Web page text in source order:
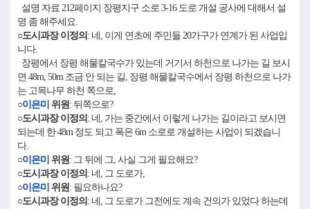
설명 자료 212페이지 장평지구 소로 3-16 도로 개설 공사에 대해서 설
명 좀 해주세요.
○도시과장 이정의 : 네, 이게 연초에 주민들 20가구가 연계가 된 사업입
니다.
장평에서 장평 해물칼국수가 있는데 거기서 하천으로 나가는 길 보시
면 48m, 50m 조금 안 되는 길, 장평 해물칼국수에서 장평 하천으로 나가
는 고목나무 하천 쪽으로,
○이은미 위원: 뒤쪽으로?
○도시과장 이정의 : 네, 가는 중간에서 이렇게 나가는 길이라고 보시면
되는데 한 48m 정도 되고 폭은 6m 소로로 개설하는 사업이 되겠습니
다.
○이은미 위원: 그 뒤에 그, 사실 그게 필요해요?
○도시과장 이정의 : 네, 그 도로가,
○이은미 위원: 필요하나요?
○도시과장 이정의 : 네, 그 도로가 그전에도 계속 건의가 있었다 하는데